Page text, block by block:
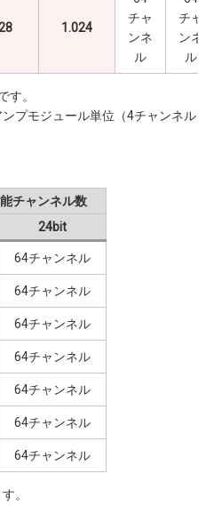
す。
プモジュール単位（4チャンネル
1.024
チャ
ンネ
ル
チャ
ンネ
ル
。
チャンネル数
24bit
64チャンネル
64チャンネル
64チャンネル
64チャンネル
64チャンネル
64チャンネル
64チャンネル